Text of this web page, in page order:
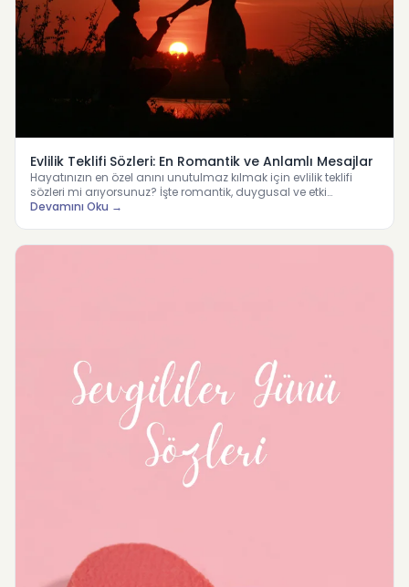
Evlilik Teklifi Sözleri: En Romantik ve Anlamlı Mesajlar
Hayatınızın en özel anını unutulmaz kılmak için evlilik teklifi
sözleri mi arıyorsunuz? İşte romantik, duygusal ve etki…
Devamını Oku →